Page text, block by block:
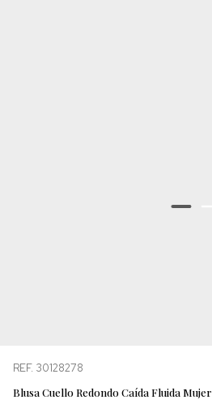
REF. 30128278
Blusa Cuello Redondo Caída Fluida Mujer